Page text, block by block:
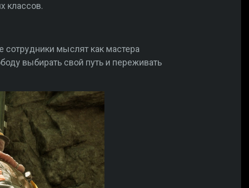
классов.
сотрудники мыслят как мастера
выбирать свой путь и переживать